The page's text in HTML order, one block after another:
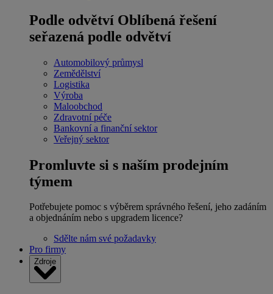
Podle odvětví Oblíbená řešení
seřazená podle odvětví
Automobilový průmysl
Zemědělství
Logistika
Výroba
Maloobchod
Zdravotní péče
Bankovní a finanční sektor
Veřejný sektor
Promluvte si s naším prodejním
týmem
Potřebujete pomoc s výběrem správného řešení, jeho zadáním
a objednáním nebo s upgradem licence?
Sdělte nám své požadavky
Pro firmy
Zdroje